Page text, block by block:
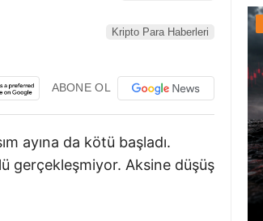
Kripto Para Haberleri
ABONE OL
ayına da kötü başladı.
gerçekleşmiyor. Aksine düşüş